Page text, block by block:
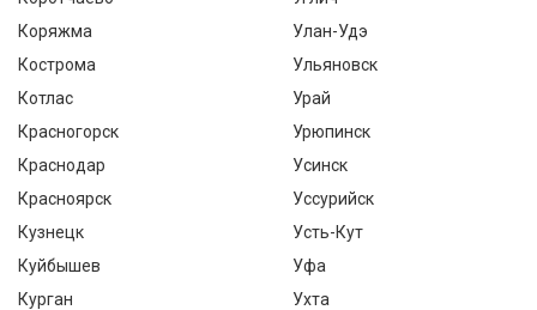
Коряжма
Кострома
Котлас
Красногорск
Краснодар
Красноярск
Кузнецк
Куйбышев
Курган
Улан-Удэ
Ульяновск
Урай
Урюпинск
Усинск
Уссурийск
Усть-Кут
Уфа
Ухта